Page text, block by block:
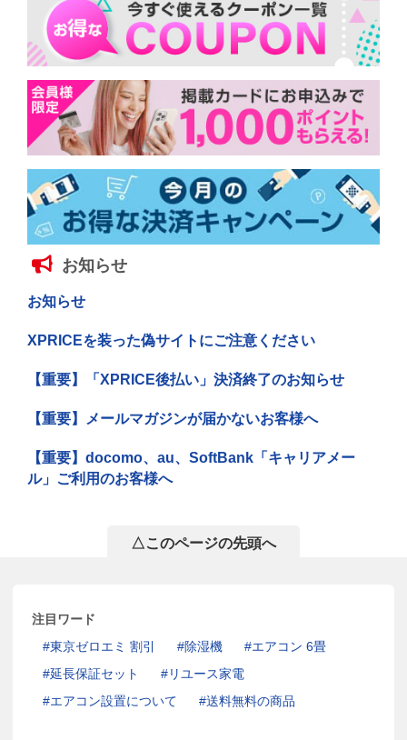
お知らせ
お知らせ
XPRICEを装った偽サイトにご注意ください
【重要】「XPRICE後払い」決済終了のお知らせ
【重要】メールマガジンが届かないお客様へ
【重要】docomo、au、SoftBank「キャリアメー
ル」ご利用のお客様へ
△このページの先頭へ
注目ワード
東京ゼロエミ 割引
除湿機
エアコン 6畳
延長保証セット
リユース家電
エアコン設置について
送料無料の商品